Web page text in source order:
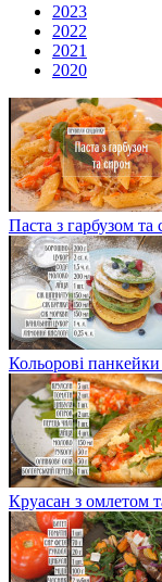
2023
2022
2021
2020
Паста з гарбузом
Кольорові
Круасан з омлетом